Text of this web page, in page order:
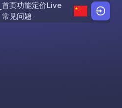
Skip to content
首页功能定价Live
常见问题